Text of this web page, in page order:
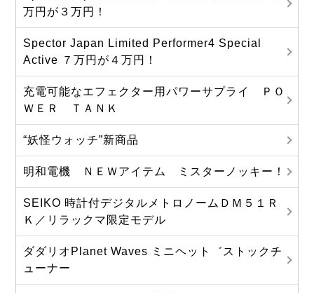
万円が３万円！
Spector Japan Limited Performer4 Special
Active ７万円が４万円！
充電可能なエフェクター用パワーサプライ ＰＯ
ＷＥＲ ＴＡＮＫ
“妖怪ウォッチ”新商品
明和電機 ＮＥＷアイテム ミスターノッキー！
SEIKO 時計付デジタルメトロノームＤＭ５１Ｒ
Ｋ／リラックマ限定モデル
ダダリオPlanet Waves ミニヘット゛ストックチ
ューナー